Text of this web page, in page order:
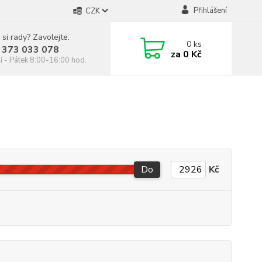
CZK Přihlášení
rady? Zavolejte.
033 078
- Pátek 8:00-16:00 hod.
0ks
za 0 Kč
Do Kč